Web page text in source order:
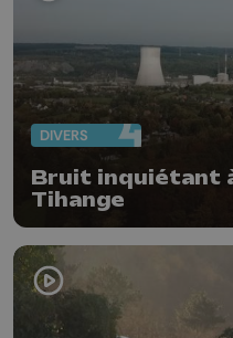
DIVERS
Bruit inquiétant
Tihange